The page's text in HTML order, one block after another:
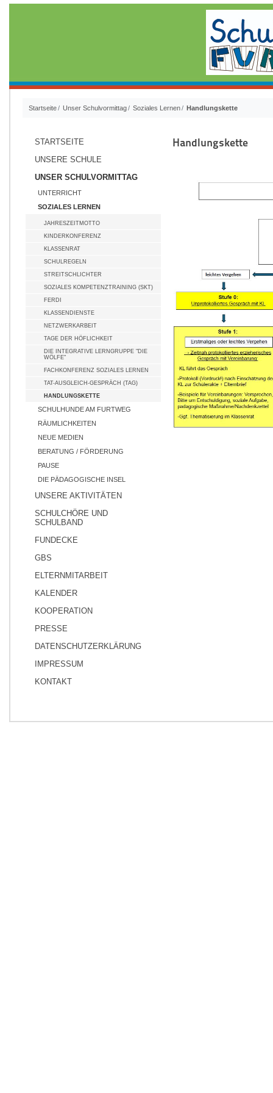
Startseite Unser Schulvormittag Soziales Lernen Handlungskette
STARTSEITE
UNSERE SCHULE
UNSER SCHULVORMITTAG
UNTERRICHT
SOZIALES LERNEN
JAHRESZEITMOTTO
KINDERKONFERENZ
KLASSENRAT
SCHULREGELN
STREITSCHLICHTER
SOZIALES KOMPETENZTRAINING (SKT)
FERDI
KLASSENDIENSTE
NETZWERKARBEIT
TAGE DER HÖFLICHKEIT
DIE INTEGRATIVE LERNGRUPPE "DIE
WÖLFE"
FACHKONFERENZ SOZIALES LERNEN
TAT-AUSGLEICH-GESPRÄCH (TAG)
HANDLUNGSKETTE
SCHULHUNDE AM FURTWEG
RÄUMLICHKEITEN
NEUE MEDIEN
BERATUNG / FÖRDERUNG
PAUSE
DIE PÄDAGOGISCHE INSEL
UNSERE AKTIVITÄTEN
SCHULCHÖRE UND
SCHULBAND
FUNDECKE
GBS
ELTERNMITARBEIT
KALENDER
KOOPERATION
PRESSE
DATENSCHUTZERKLÄRUNG
IMPRESSUM
KONTAKT
Handlungskette